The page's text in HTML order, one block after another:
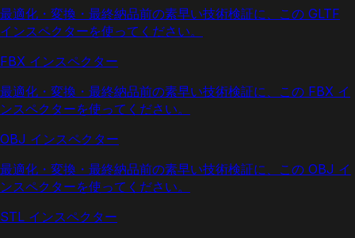
最適化・変換・最終納品前の素早い技術検証に、この GLTF
インスペクターを使ってください。
FBX インスペクター
最適化・変換・最終納品前の素早い技術検証に、この FBX イ
ンスペクターを使ってください。
OBJ インスペクター
最適化・変換・最終納品前の素早い技術検証に、この OBJ イ
ンスペクターを使ってください。
STL インスペクター